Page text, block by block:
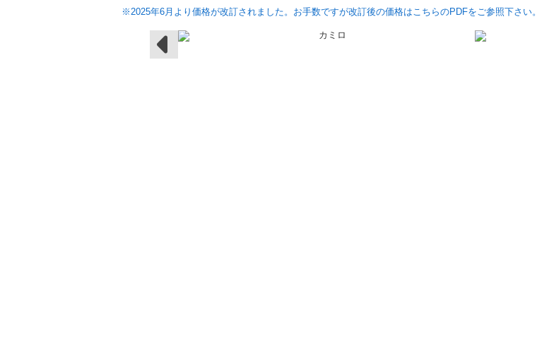
※2025年6月より価格が改訂されました。お手数ですが改訂後の価格はこちらのPDFをご参照下さい。